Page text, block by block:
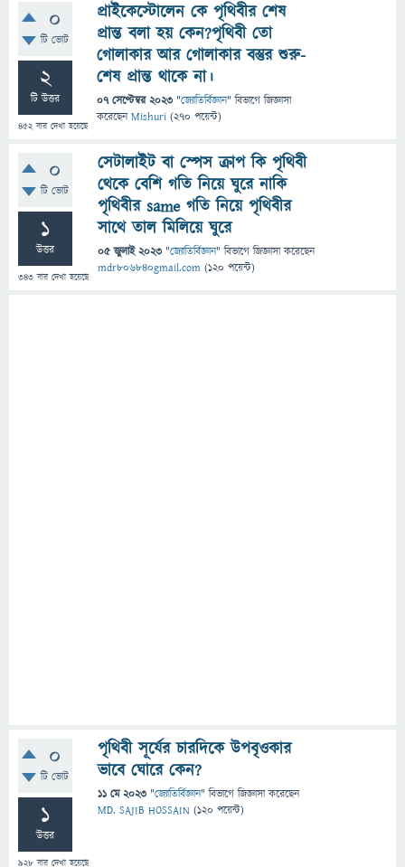
0
টি ভোট
2
টি উত্তর
452বার দেখা হয়েছে
প্রাইকেস্টোলেন কে পৃথিবীর শেষ
প্রান্ত বলা হয় কেন?পৃথিবী তো
গোলাকার আর গোলাকার বস্তুর শুরু-
শেষ প্রান্ত থাকে না।
07 সেপ্টেম্বর 2023 "জ্যোতির্বিজ্ঞান" বিভাগে জিজ্ঞাসা
করেছেনMishuri (270 পয়েন্ট)
0
টি ভোট
1
উত্তর
343 বার দেখা হয়েছে
সেটালাইট বা স্পেস ক্রাপ কি পৃথিবী
থেকে বেশি গতি নিয়ে ঘুরে নাকি
পৃথিবীর same গতি নিয়ে পৃথিবীর
সাথে তাল মিলিয়ে ঘুরে
05 জুলাই 2023 "জ্যোতির্বিজ্ঞান" বিভাগে জিজ্ঞাসাকরেছেন
mdr806840gmail.com (120 পয়েন্ট)
0
টি ভোট
1
উত্তর
928 বার দেখা হয়েছে
পৃথিবী সূর্যের চারদিকে উপবৃওকার
ভাবে ঘোরে কেন?
11 মে 2023 "জ্যোতির্বিজ্ঞান" বিভাগে জিজ্ঞাসাকরেছেন
MD. SAJIB HOSSAIN (120 পয়েন্ট)